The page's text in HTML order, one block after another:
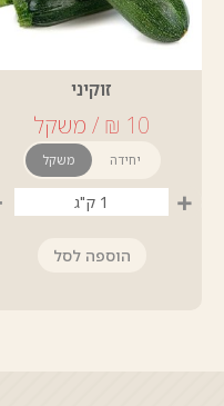
זוקיני
משקל יחידה
+
הוספה לסל